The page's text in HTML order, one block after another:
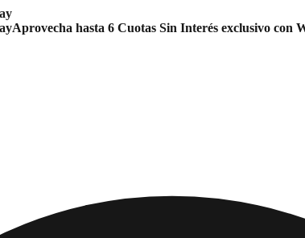
Aprovecha hasta 6 Cuotas Sin Interés exclusivo con